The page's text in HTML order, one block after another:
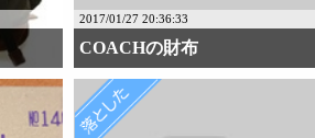
2017/01/27 20:36:33
COACHの財布